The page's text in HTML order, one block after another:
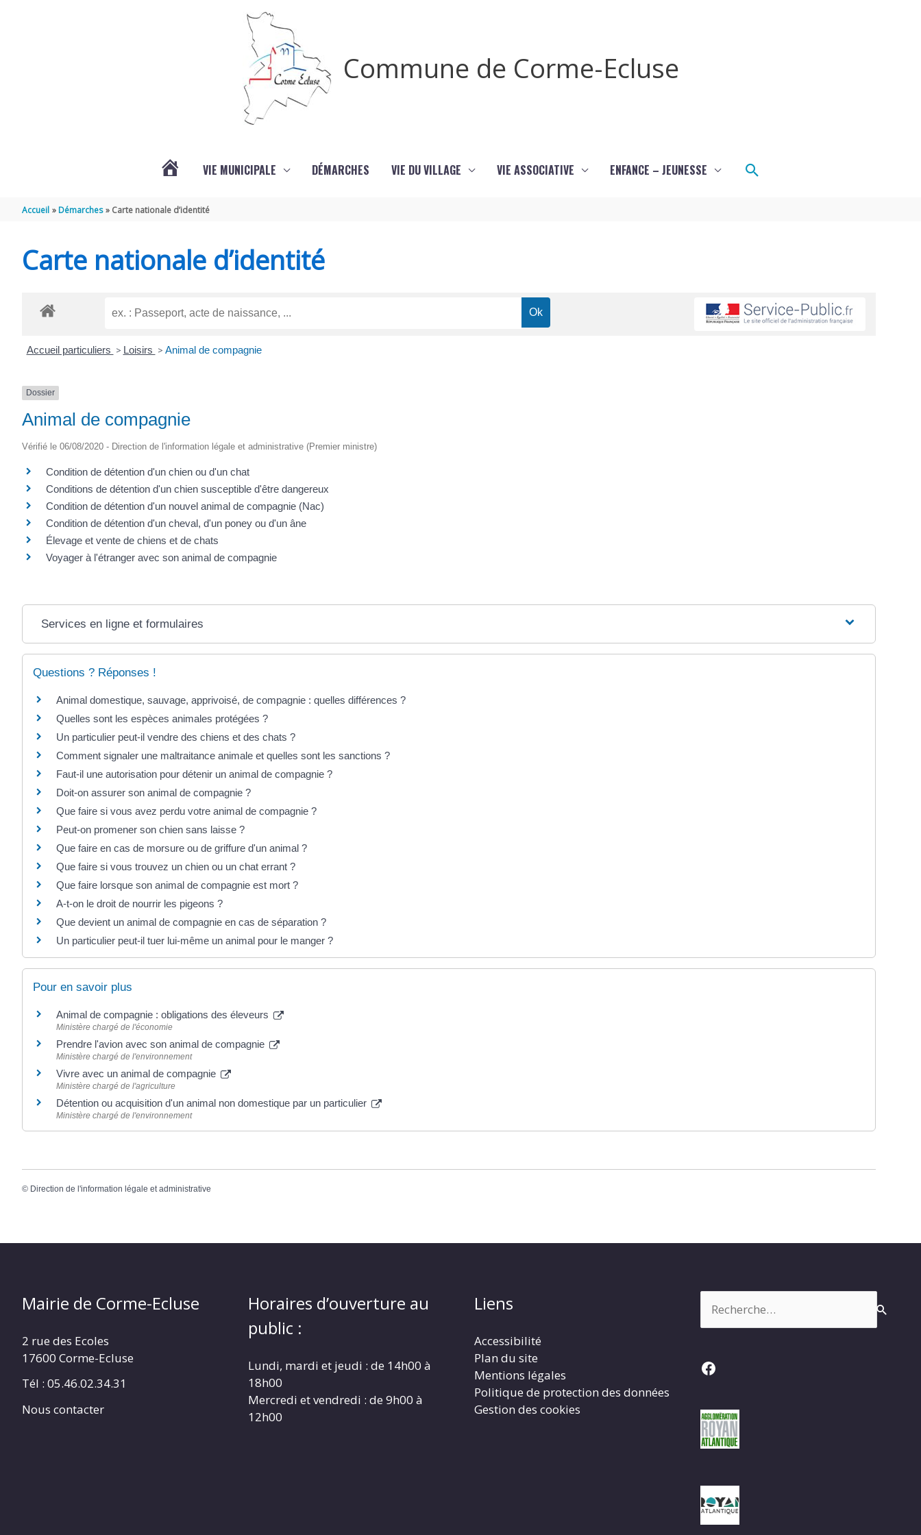
Commune de Corme-Ecluse
VIE MUNICIPALE DÉMARCHES VIE DU VILLAGE VIE ASSOCIATIVE ENFANCE – JEUNESSE Rechercher
Accueil Démarches Carte nationale d’identité
Carte nationale d’identité
Accueil particuliers > Loisirs > Animal de compagnie
Dossier
Animal de compagnie
Vérifié le 06/08/2020 - Direction de l'information légale et administrative (Premier ministre)
Condition de détention d'un chien ou d'un chat
Conditions de détention d'un chien susceptible d'être dangereux
Condition de détention d'un nouvel animal de compagnie (Nac)
Condition de détention d'un cheval, d'un poney ou d'un âne
Élevage et vente de chiens et de chats
Voyager à l'étranger avec son animal de compagnie
Services en ligne et formulaires
Questions ? Réponses !
Animal domestique, sauvage, apprivoisé, de compagnie : quelles différences ?
Quelles sont les espèces animales protégées ?
Un particulier peut-il vendre des chiens et des chats ?
Comment signaler une maltraitance animale et quelles sont les sanctions ?
Faut-il une autorisation pour détenir un animal de compagnie ?
Doit-on assurer son animal de compagnie ?
Que faire si vous avez perdu votre animal de compagnie ?
Peut-on promener son chien sans laisse ?
Que faire en cas de morsure ou de griffure d'un animal ?
Que faire si vous trouvez un chien ou un chat errant ?
Que faire lorsque son animal de compagnie est mort ?
A-t-on le droit de nourrir les pigeons ?
Que devient un animal de compagnie en cas de séparation ?
Un particulier peut-il tuer lui-même un animal pour le manger ?
Pour en savoir plus
Animal de compagnie : obligations des éleveurs
Ministère chargé de l'économie
Prendre l'avion avec son animal de compagnie
Ministère chargé de l'environnement
Vivre avec un animal de compagnie
Ministère chargé de l'agriculture
Détention ou acquisition d'un animal non domestique par un particulier
Ministère chargé de l'environnement
© Direction de l'information légale et administrative
Mairie de Corme-Ecluse
2 rue des Ecoles
17600 Corme-Ecluse
Tél : 05.46.02.34.31
Nous contacter
Horaires d’ouverture au
public :
Lundi, mardi et jeudi : de 14h00 à
18h00
Mercredi et vendredi : de 9h00 à
12h00
Liens
Accessibilité
Plan du site
Mentions légales
Politique de protection des données
Gestion des cookies
Facebook